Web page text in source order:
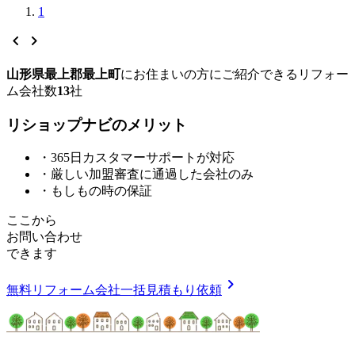
1
chevron_left chevron_right
山形県最上郡最上町にお住まいの方にご紹介できる リフォー
ム会社数13社
リショップナビのメ リ ッ ト
・365日カスタマーサポートが対応
・厳しい加盟審査に通過した会社のみ
・もしもの時の保証
ここから
お問い合わせ
できます
無料リフォーム会社一括見積もり依頼 chevron_right